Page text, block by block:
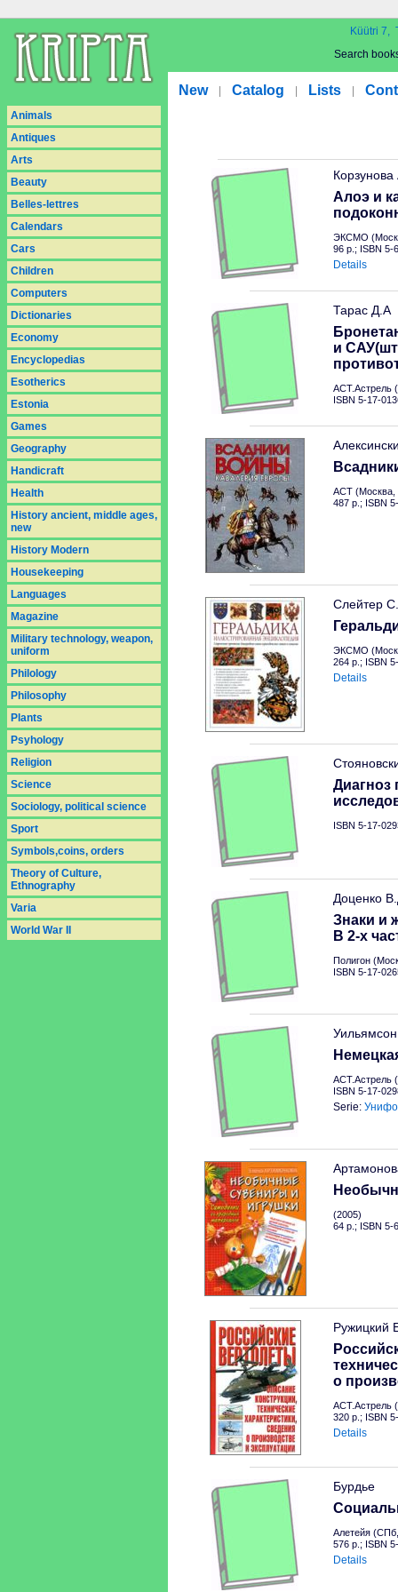
Küütri 7,
Search
New Catalog Lists
Animals
Antiques
Arts
Beauty
Belles-lettres
Calendars
Cars
Children
Computers
Dictionaries
Economy
Encyclopedias
Esotherics
Estonia
Games
Geography
Handicraft
Health
History ancient, middle ages,
new
History Modern
Housekeeping
Languages
Magazine
Military technology, weapon,
uniform
Philology
Philosophy
Plants
Psyhology
Religion
Science
Sociology, political science
Sport
Symbols,coins, orders
Theory of Culture,
Ethnography
Varia
World War II
Алоэ и
ЭКСМО
96 p.; ISBN 5-
Details
Тарас Д.А
и
АСТ.Астрель
ISBN 5-17-
АСТ (Москва,
487 p.; ISBN
Слейтер С.
ЭКСМО
264 p.; ISBN
Details
Диагноз
ISBN 5-17-
Доценко
Знаки и
В 2-х
Полигон
ISBN 5-17-
АСТ.Астрель
ISBN 5-17-
Serie:
(2005)
64 p.; ISBN 5-
Ружицкий
о
АСТ.Астрель
320 p.; ISBN
Details
Бурдье
Алетейя
576 p.; ISBN
Details